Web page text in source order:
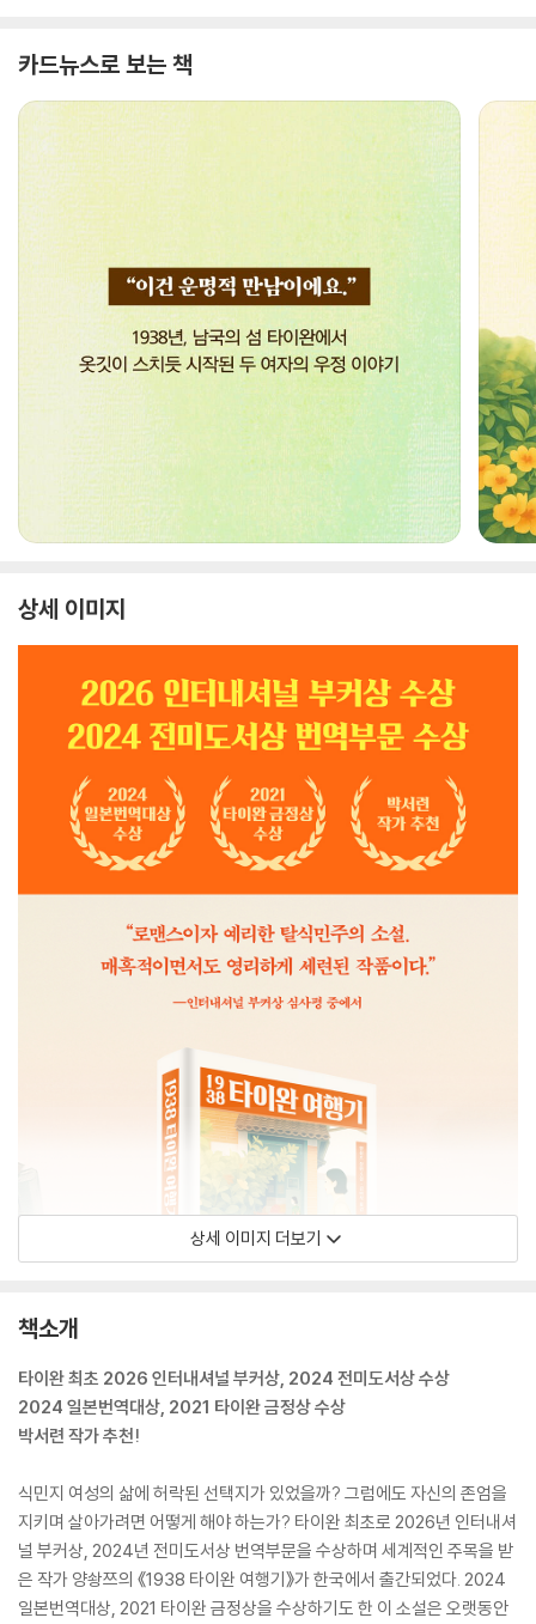
카드뉴스로 보는 책
상세 이미지
상세 이미지 더보기
책소개
타이완 최초 2026 인터내셔널 부커상, 2024 전미도서상 수상
2024 일본번역대상, 2021 타이완 금정상 수상
박서련 작가 추천!
식민지 여성의 삶에 허락된 선택지가 있었을까? 그럼에도 자신의 존엄을
지키며 살아가려면 어떻게 해야 하는가? 타이완 최초로 2026년 인터내셔
널 부커상, 2024년 전미도서상 번역부문을 수상하며 세계적인 주목을 받
은 작가 양솽쯔의 《1938 타이완 여행기》가 한국에서 출간되었다. 2024
일본번역대상, 2021 타이완 금정상을 수상하기도 한 이 소설은 오랫동안